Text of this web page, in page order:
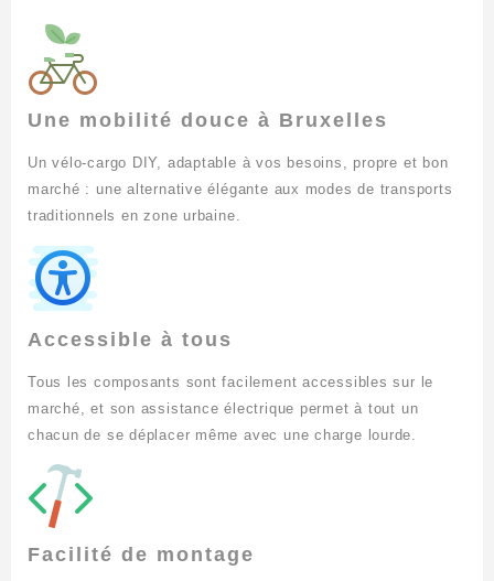
Une mobilité douce à Bruxelles
Un vélo-cargo DIY, adaptable à vos besoins, propre et bon
marché : une alternative élégante aux modes de transports
traditionnels en zone urbaine.
Accessible à tous
Tous les composants sont facilement accessibles sur le
marché, et son assistance électrique permet à tout un
chacun de se déplacer même avec une charge lourde.
Facilité de montage